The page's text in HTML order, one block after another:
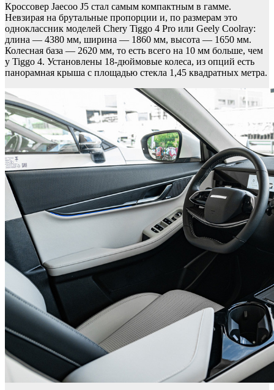
Кроссовер Jaecoo J5 стал самым компактным в гамме.
Невзирая на брутальные пропорции и, по размерам это
одноклассник моделей Chery Tiggo 4 Pro или Geely Coolray:
длина — 4380 мм, ширина — 1860 мм, высота — 1650 мм.
Колесная база — 2620 мм, то есть всего на 10 мм больше, чем
у Tiggo 4. Установлены 18-дюймовые колеса, из опций есть
панорамная крыша с площадью стекла 1,45 квадратных метра.